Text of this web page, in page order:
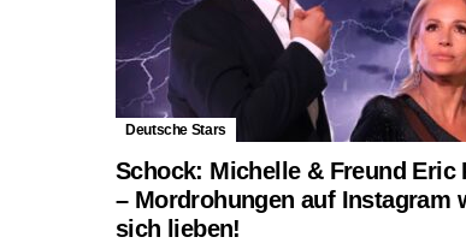
Deutsche Stars
Schock: Michelle & Freund Eric
– Mordrohungen auf Instagram
sich lieben!